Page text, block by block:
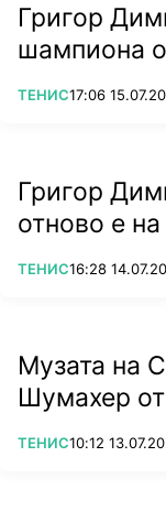
Григор
шампиона
ПОВЕЧЕ ОТ
ТЕНИС17:06
Григор
отново е
ПОВЕЧЕ ОТ
ТЕНИС16:28
Музата на
Шумахер
ПОВЕЧЕ ОТ
ТЕНИС10:12